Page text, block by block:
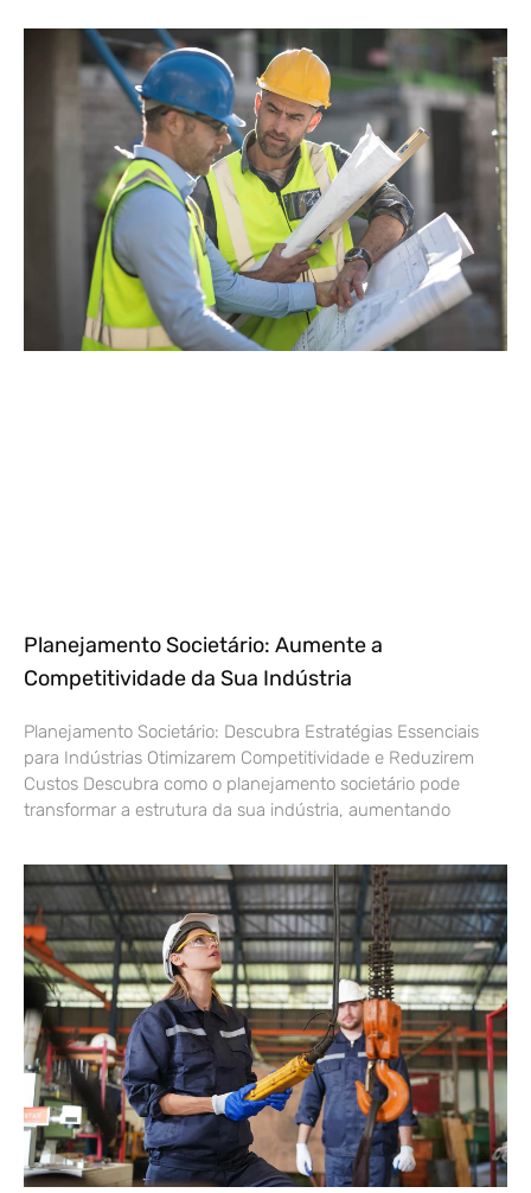
Planejamento Societário: Aumente a
Competitividade da Sua Indústria
Planejamento Societário: Descubra Estratégias Essenciais
para Indústrias Otimizarem Competitividade e Reduzirem
Custos Descubra como o planejamento societário pode
transformar a estrutura da sua indústria, aumentando